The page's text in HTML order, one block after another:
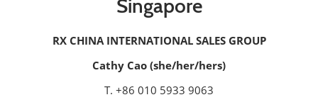
Singapore
RX CHINA INTERNATIONAL SALES GROUP
Cathy Cao (she/her/hers)
T. +86 010 5933 9063